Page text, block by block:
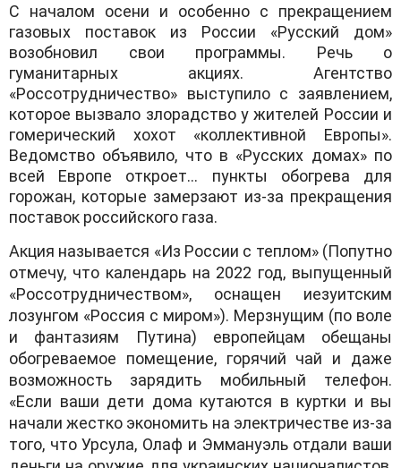
С началом осени и особенно с прекращением
газовых поставок из России «Русский дом»
возобновил свои программы. Речь о
гуманитарных акциях. Агентство
«Россотрудничество» выступило с заявлением,
которое вызвало злорадство у жителей России и
гомерический хохот «коллективной Европы».
Ведомство объявило, что в «Русских домах» по
всей Европе откроет… пункты обогрева для
горожан, которые замерзают из-за прекращения
поставок российского газа.
Акция называется «Из России с теплом» (Попутно
отмечу, что календарь на 2022 год, выпущенный
«Россотрудничеством», оснащен иезуитским
лозунгом «Россия с миром»). Мерзнущим (по воле
и фантазиям Путина) европейцам обещаны
обогреваемое помещение, горячий чай и даже
возможность зарядить мобильный телефон.
«Если ваши дети дома кутаются в куртки и вы
начали жестко экономить на электричестве из-за
того, что Урсула, Олаф и Эммануэль отдали ваши